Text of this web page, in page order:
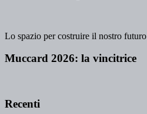
Lo spazio per costruire il nostro futuro
Muccard 2026: la vincitrice
Recenti